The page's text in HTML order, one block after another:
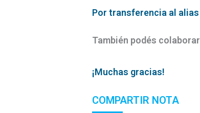
Por transferencia al alias
También podés
¡Muchas gracias!
COMPARTIR NOTA